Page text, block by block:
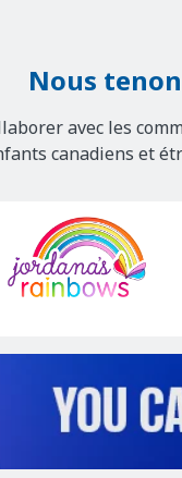
Nous
avec les
canadiens et